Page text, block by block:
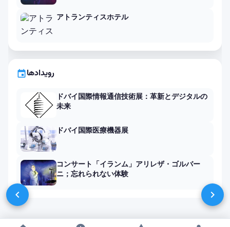
chevron_left chevron_right
アトランティスホテル
eventرویدادها
ドバイ国際情報通信技術展：革新とデジタルの
未来
ドバイ国際医療機器展
コンサート「イランム」アリレザ・ゴルバー
ニ；忘れられない体験